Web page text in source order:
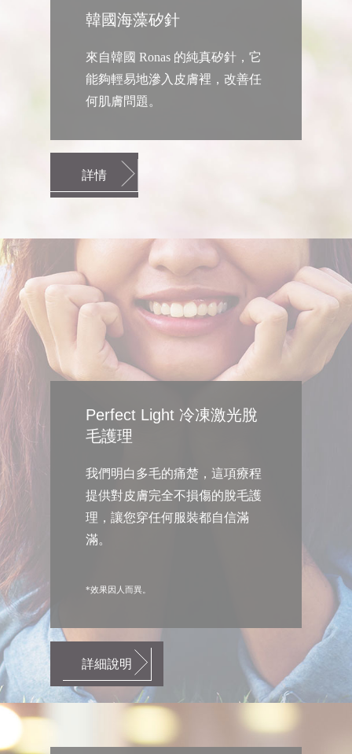
韓國海藻矽針
來自韓國 Ronas 的純真矽針，它
能夠輕易地滲入皮膚裡，改善任
何肌膚問題。
詳情
Perfect Light 冷凍激光脫
毛護理
我們明白多毛的痛楚，這項療程
提供對皮膚完全不損傷的脫毛護
理，讓您穿任何服裝都自信滿
滿。
*效果因人而異。
詳細說明